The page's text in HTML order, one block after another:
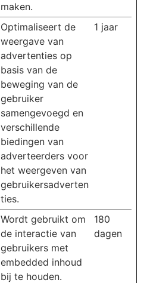
maken.
Optimaliseert de
weergave van
advertenties op
basis van de
beweging van de
gebruiker
samengevoegd en
verschillende
biedingen van
adverteerders voor
het weergeven van
gebruikersadverten
ties.
1 jaar
Wordt gebruikt om
de interactie van
gebruikers met
embedded inhoud
bij te houden.
180
dagen